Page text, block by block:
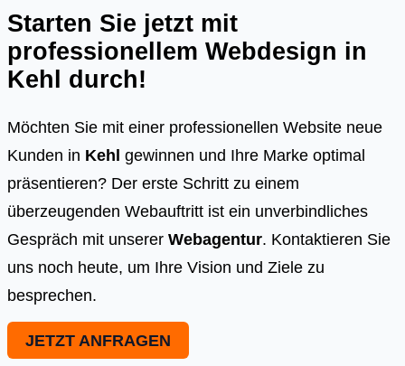
Starten Sie jetzt mit
professionellem Webdesign in
Kehl durch!
Möchten Sie mit einer professionellen Website neue
Kunden in Kehl gewinnen und Ihre Marke optimal
präsentieren? Der erste Schritt zu einem
überzeugenden Webauftritt ist ein unverbindliches
Gespräch mit unserer Webagentur. Kontaktieren Sie
uns noch heute, um Ihre Vision und Ziele zu
besprechen.
JETZT ANFRAGEN